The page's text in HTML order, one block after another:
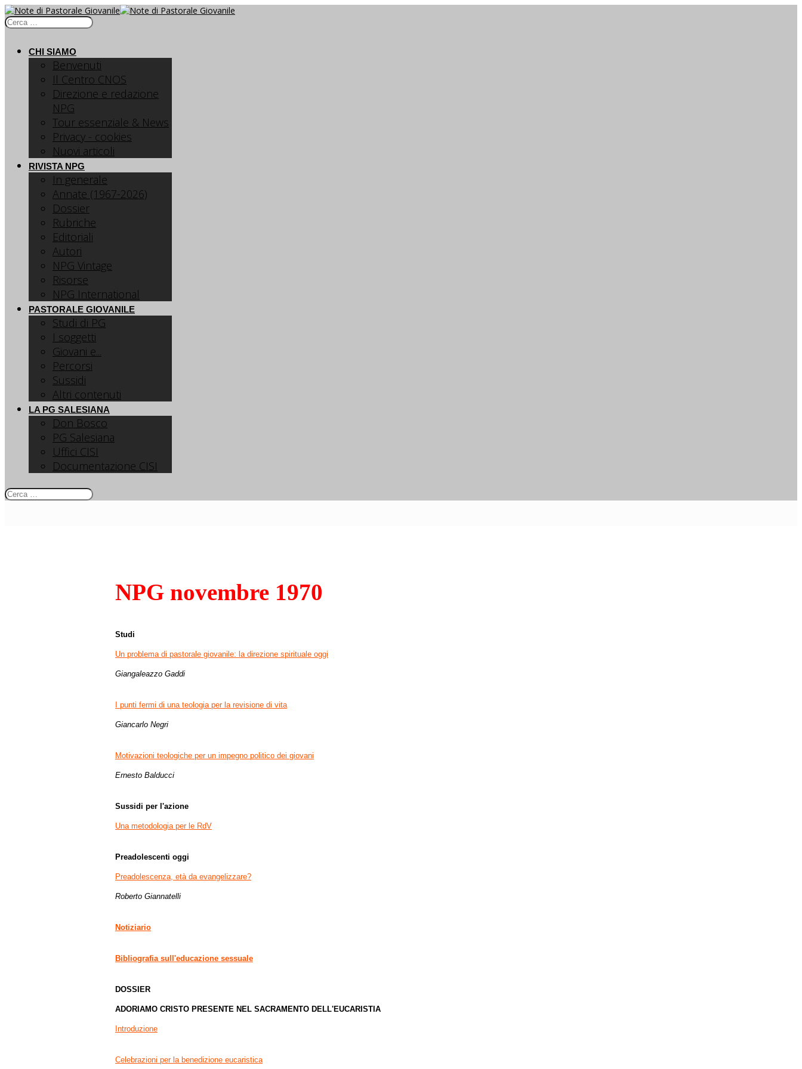
CHI SIAMO
Benvenuti
Il Centro CNOS
Direzione e redazione
NPG
Tour essenziale & News
Privacy - cookies
Nuovi articoli
RIVISTA NPG
In generale
Annate (1967-2026)
Dossier
Rubriche
Editoriali
Autori
NPG Vintage
Risorse
NPG International
PASTORALE GIOVANILE
Studi di PG
I soggetti
Giovani e...
Percorsi
Sussidi
Altri contenuti
LA PG SALESIANA
Don Bosco
PG Salesiana
Uffici CISI
Documentazione CISI
NPG novembre 1970
Studi
Un problema di pastorale giovanile: la direzione spirituale oggi
Giangaleazzo Gaddi
I punti fermi di una teologia per la revisione di vita
Giancarlo Negri
Motivazioni teologiche per un impegno politico dei giovani
Ernesto Balducci
Sussidi per l'azione
Una metodologia per le RdV
Preadolescenti oggi
Preadolescenza, età da evangelizzare?
Roberto Giannatelli
Notiziario
Bibliografia sull'educazione sessuale
DOSSIER
ADORIAMO CRISTO PRESENTE NEL SACRAMENTO DELL'EUCARISTIA
Introduzione
Celebrazioni per la benedizione eucaristica